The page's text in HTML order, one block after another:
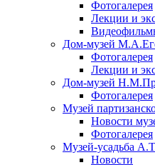
Фотогалерея
Лекции и
Дом-музей
Фотогалерея
Лекции и
Дом-музей
Фотогалерея
Музей
Новости
Фотогалерея
Музей-усадьба
Новости